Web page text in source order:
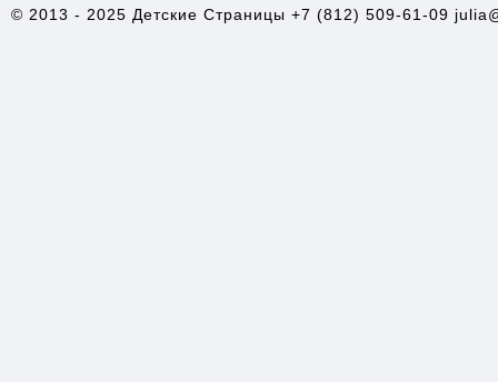
© 2013 - 2025 Детские Страницы +7 (812) 509-61-09